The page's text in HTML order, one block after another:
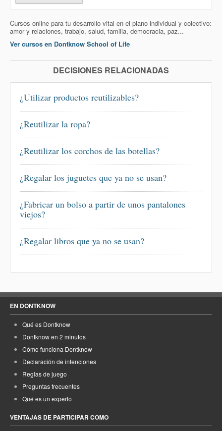
Cursos online para tu desarrollo vital en el plano individual y colectivo:
amor y relaciones, trabajo, salud, familia, democracia, paz...
Ver cursos en Dontknow School of Life
DECISIONES RELACIONADAS
¿Utilizar productos reutilizables?
¿Reutilizar la ropa?
¿Reutilizar los corchos de las botellas?
¿Regalar los juguetes que ya no se usan?
¿Fabricar un bolso a partir de unos pantalones
viejos?
¿Regalar libros que ya no se usan?
EN DONTKNOW
Qué es Dontknow
Dontknow en 2 minutos
Cómo funciona Dontknow
Declaración de intenciones
Reglas de juego
Preguntas frecuentes
Qué es un experto
VENTAJAS DE PARTICIPAR COMO